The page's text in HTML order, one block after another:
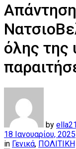
όλης της
by ella21
18 Ιανουαρίου, 2025
in Γενικά, ΠΟΛΙΤΙΚΗ